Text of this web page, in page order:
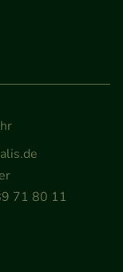
71 80 11